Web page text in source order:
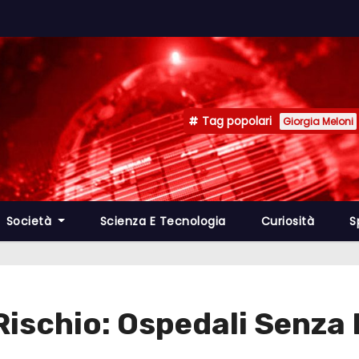
Tag popolari Giorgia Meloni
Società Scienza E Tecnologia Curiosità
Ospedali